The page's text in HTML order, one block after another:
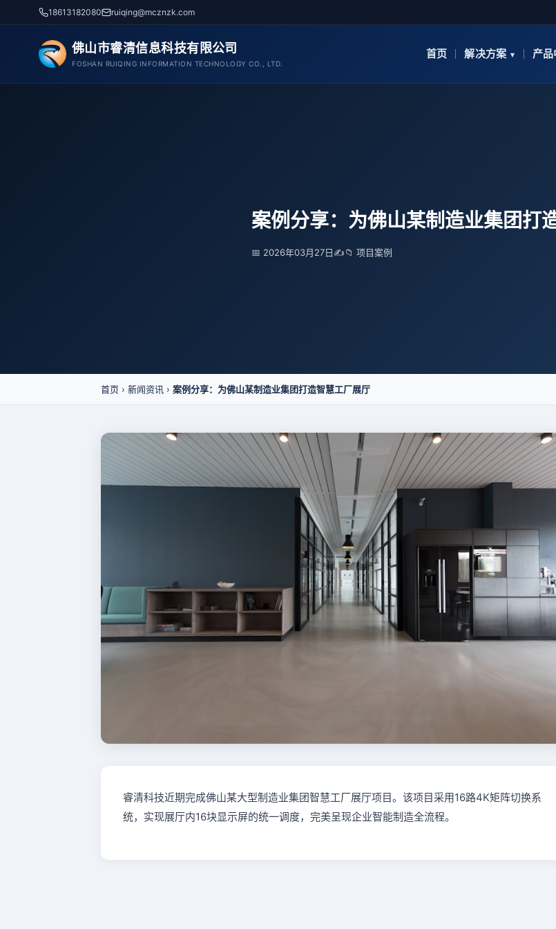
18613182080 ruiqing@mcznzk.com
佛山市睿清信息科技有限公司
FOSHAN RUIQING INFORMATION TECHNOLOGY CO., LTD.
首页 解决方案 产
案例分享：为佛山某制造业集团打
📅 2026年03月27日✍️📁 项目案例
首页 › 新闻资讯 › 案例分享：为佛山某制造业集团打造智慧工厂展厅
睿清科技近期完成佛山某大型制造业集团智慧工厂展厅项目。该项目采用16路4K矩阵切换系
统，实现展厅内16块显示屏的统一调度，完美呈现企业智能制造全流程。